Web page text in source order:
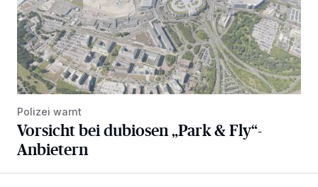
Polizei warnt
Vorsicht bei dubiosen „Park & Fly“-
Anbietern